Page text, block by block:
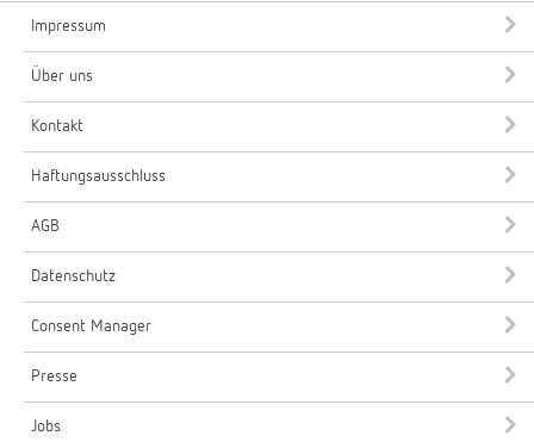
Impressum
Über uns
Kontakt
Haftungsausschluss
AGB
Datenschutz
Consent Manager
Presse
Jobs